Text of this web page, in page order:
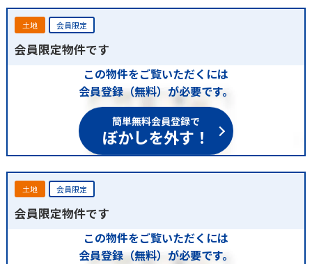
土地 会員限定
会員限定物件です
この物件をご覧いただくには
会員登録（無料）が必要です。
簡単無料会員登録で
ぼかしを外す！
土地 会員限定
会員限定物件です
この物件をご覧いただくには
会員登録（無料）が必要です。